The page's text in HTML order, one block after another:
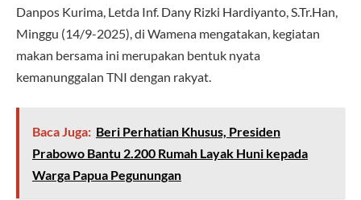
Danpos Kurima, Letda Inf. Dany Rizki Hardiyanto, S.Tr.Han,
Minggu (14/9-2025), di Wamena mengatakan, kegiatan
makan bersama ini merupakan bentuk nyata
kemanunggalan TNI dengan rakyat.
Baca Juga: Beri Perhatian Khusus, Presiden
Prabowo Bantu 2.200 Rumah Layak Huni kepada
Warga Papua Pegunungan